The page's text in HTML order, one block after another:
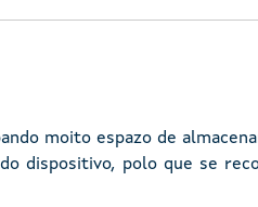
moito espazo de
dispositivo, polo que se